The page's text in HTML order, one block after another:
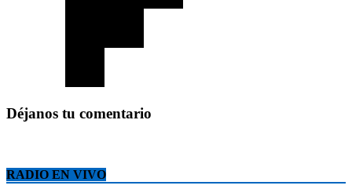
Déjanos tu comentario
RADIO EN VIVO